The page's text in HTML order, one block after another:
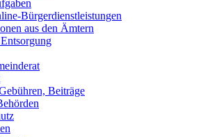
Bürgerdienstleistungen
aus den Ämtern
Beiträge